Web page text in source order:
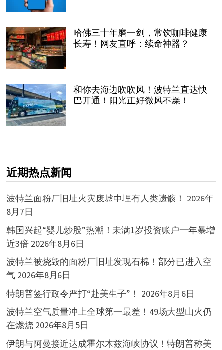
哈佛三十年磨一剑，常饮咖啡健康
长寿！网友直呼：续命神器？
和你去海边吹吹风！波特兰直达快
巴开通！阳光正好微风不燥！
近期热点新闻
波特兰面粉厂旧址火灾废墟中埋有人类遗骸！ 2026年
8月7日
韩国兴起“婴儿炒股”热潮！未满1岁投资账户一年暴增
近3倍 2026年8月6日
波特兰被烧毁的面粉厂旧址发现石棉！部分已进入空
气 2026年8月6日
特朗普签行政令严打“赴美生子”！ 2026年8月6日
波特兰空气质量冲上全球第一最差！49场大型山火仍
在燃烧 2026年8月5日
伊朗与阿曼接近达成霍尔木兹海峡协议！特朗普称美